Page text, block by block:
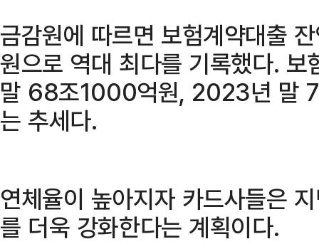
금감원에 따르면 보험계약대출
원으로 역대 최다를 기록했다.
말 68조1000억원, 2023년 말
는 추세다.
연체율이 높아지자 카드사들은
를 더욱 강화한다는 계획이다.